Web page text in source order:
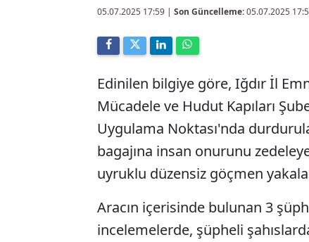
05.07.2025 17:59 | Son Güncelleme:05.07.2025
Edinilen bilgiye göre, Iğdır İl
Mücadele ve Hudut Kapıları
Uygulama Noktası'nda
bagajına insan onurunu
uyruklu düzensiz göçmen
Aracın içerisinde bulunan 3
incelemelerde, şüpheli